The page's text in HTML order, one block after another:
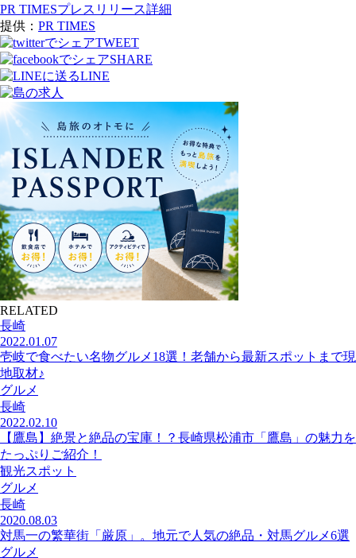
PR TIMESプレスリリース詳細
提供： PR TIMES
TWEET
SHARE
LINE
RELATED
長崎
2022.01.07
壱岐で食べたい名物グルメ18選！老舗から最新スポットまで現
地取材♪
グルメ
長崎
2022.02.10
【鷹島】絶景と絶品の宝庫！？長崎県松浦市「鷹島」の魅力を
たっぷりご紹介！
観光スポット
グルメ
長崎
2020.08.03
対馬一の繁華街「厳原」。地元で人気の絶品・対馬グルメ6選
グルメ